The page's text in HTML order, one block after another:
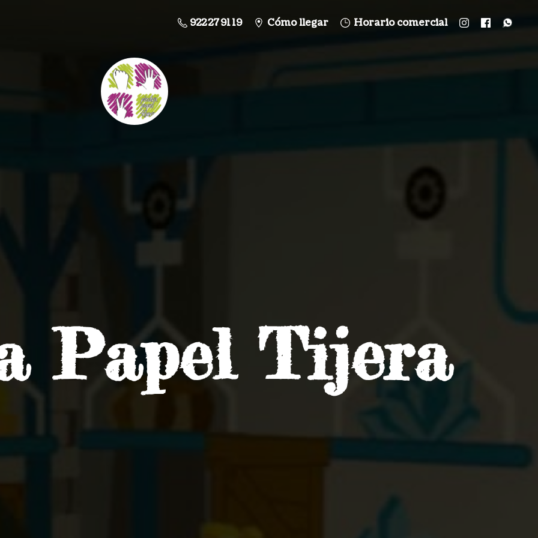
922 27 91 19 Cómo llegar Horario comercial
Papel Tijera